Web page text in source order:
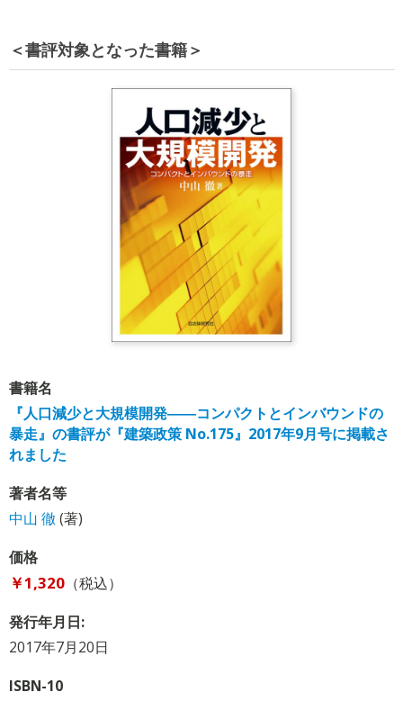
＜書評対象となった書籍＞
書籍名
『人口減少と大規模開発――コンパクトとインバウンドの
暴走』の書評が『建築政策 No.175』2017年9月号に掲載さ
れました
著者名等
中山 徹 (著)
価格
￥1,320（税込）
発行年月日:
2017年7月20日
ISBN-10